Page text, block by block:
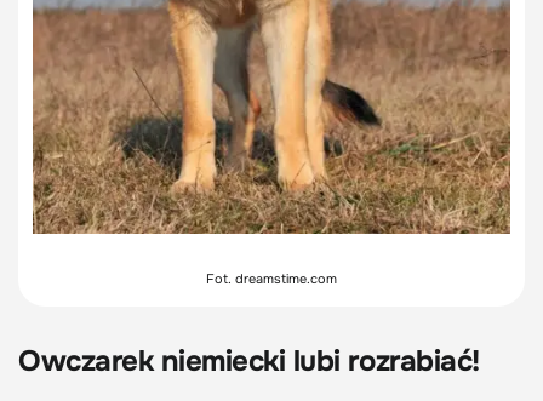
Fot. dreamstime.com
Owczarek niemiecki lubi rozrabiać!